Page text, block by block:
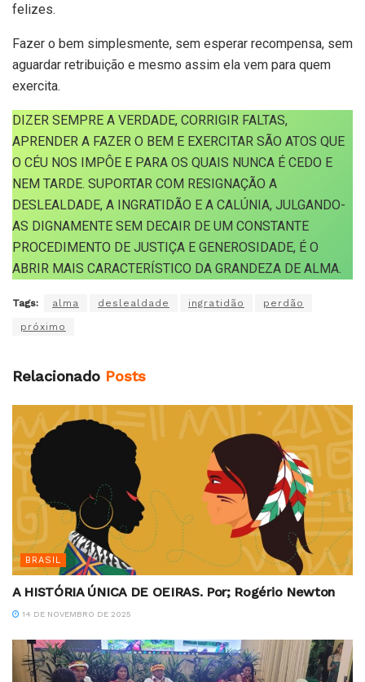
felizes.
Fazer o bem simplesmente, sem esperar recompensa, sem
aguardar retribuição e mesmo assim ela vem para quem
exercita.
DIZER SEMPRE A VERDADE, CORRIGIR FALTAS,
APRENDER A FAZER O BEM E EXERCITAR SÃO ATOS QUE
O CÉU NOS IMPÔE E PARA OS QUAIS NUNCA É CEDO E
NEM TARDE. SUPORTAR COM RESIGNAÇÃO A
DESLEALDADE, A INGRATIDÃO E A CALÚNIA, JULGANDO-
AS DIGNAMENTE SEM DECAIR DE UM CONSTANTE
PROCEDIMENTO DE JUSTIÇA E GENEROSIDADE, É O
ABRIR MAIS CARACTERÍSTICO DA GRANDEZA DE ALMA.
Tags: alma deslealdade ingratidão perdão
próximo
Relacionado Posts
BRASIL
A HISTÓRIA ÚNICA DE OEIRAS. Por; Rogério Newton
14 DE NOVEMBRO DE 2025